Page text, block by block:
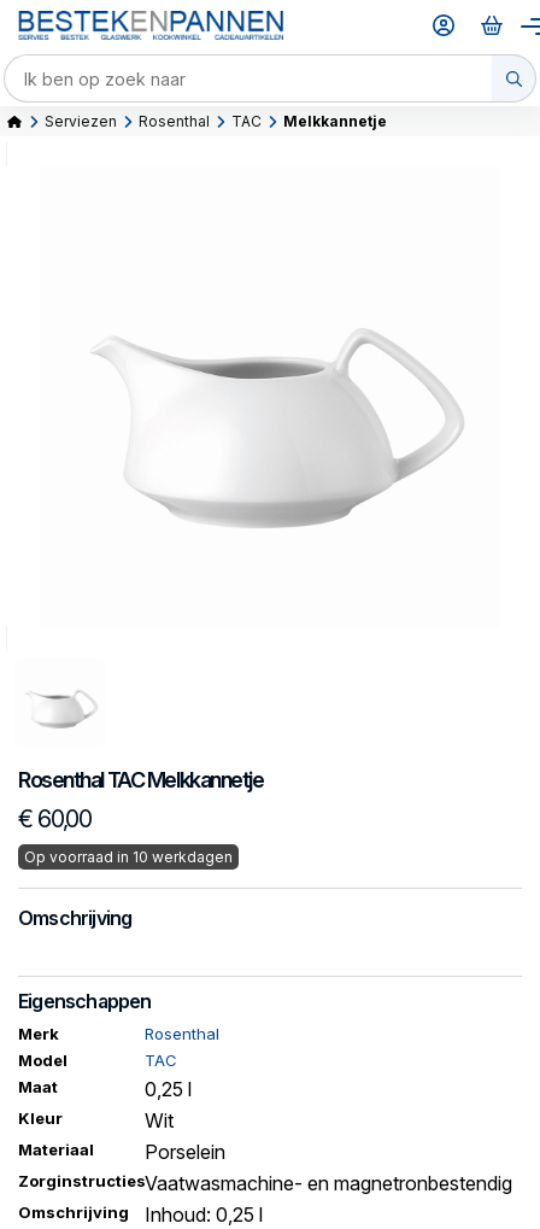
Serviezen Rosenthal TAC Melkkannetje
RosenthalTACMelkkannetje
€ 60,00
Op voorraad in 10 werkdagen
Omschrijving
Eigenschappen
Merk
Rosenthal
Model
TAC
Maat
0,25 l
Kleur Wit
Materiaal Porselein
ZorginstructiesVaatwasmachine- en magnetronbestendig
Omschrijving Inhoud: 0,25 l